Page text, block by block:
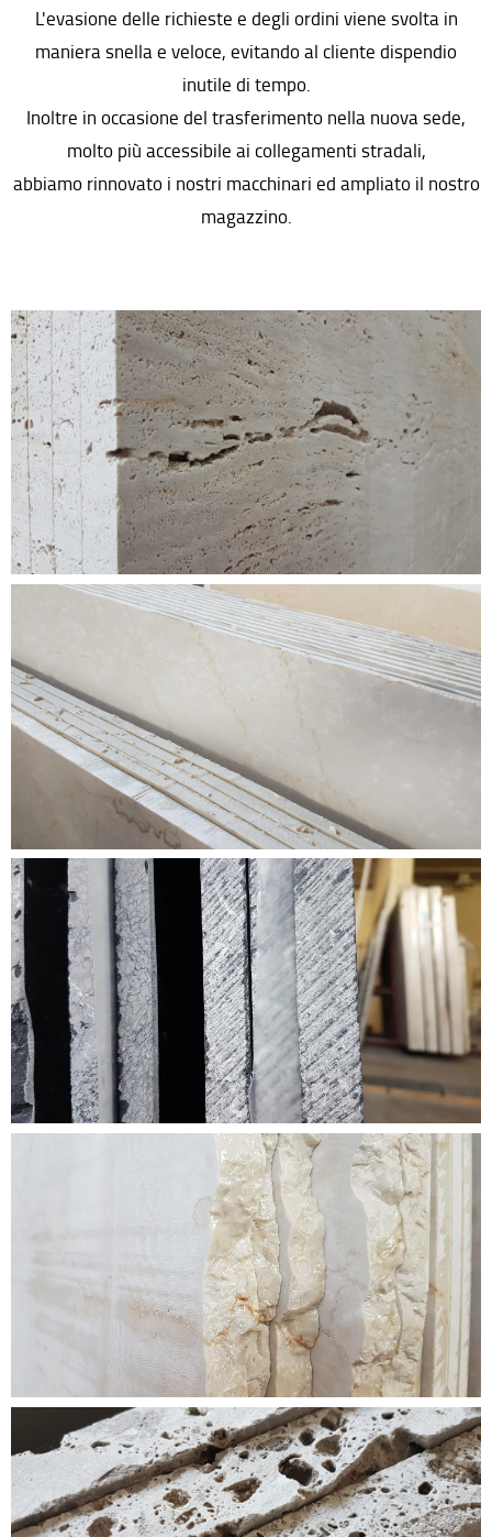
L'evasione delle richieste e degli ordini viene svolta in
maniera snella e veloce, evitando al cliente dispendio
inutile di tempo.
Inoltre in occasione del trasferimento nella nuova sede,
molto più accessibile ai collegamenti stradali,
abbiamo rinnovato i nostri macchinari ed ampliato il nostro
magazzino.